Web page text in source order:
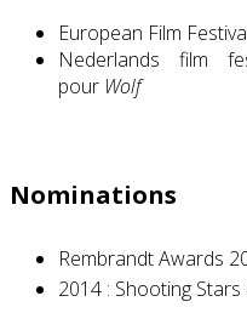
European Film
Nederlands film
pour Wolf
Nominations
Rembrandt Awards
2014 : Shooting